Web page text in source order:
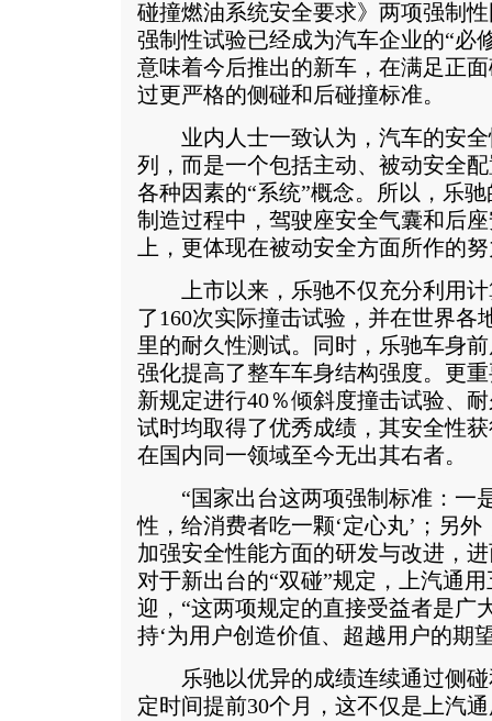
碰撞燃油系统安全要求》两项强制
强制性试验已经成为汽车企业的“必
意味着今后推出的新车，在满足正
过更严格的侧碰和后碰撞标准。
业内人士一致认为，汽车的安全
列，而是一个包括主动、被动安全
各种因素的“系统”概念。所以，乐
制造过程中，驾驶座安全气囊和后
上，更体现在被动安全方面所作的
上市以来，乐驰不仅充分利用计
了160次实际撞击试验，并在世界各
里的耐久性测试。同时，乐驰车身
强化提高了整车车身结构强度。更
新规定进行40％倾斜度撞击试验、
试时均取得了优秀成绩，其安全性
在国内同一领域至今无出其右者。
“国家出台这两项强制标准：一
性，给消费者吃一颗‘定心丸’；另
加强安全性能方面的研发与改进，
对于新出台的“双碰”规定，上汽通
迎，“这两项规定的直接受益者是广
持‘为用户创造价值、超越用户的期
乐驰以优异的成绩连续通过侧碰
定时间提前30个月，这不仅是上汽